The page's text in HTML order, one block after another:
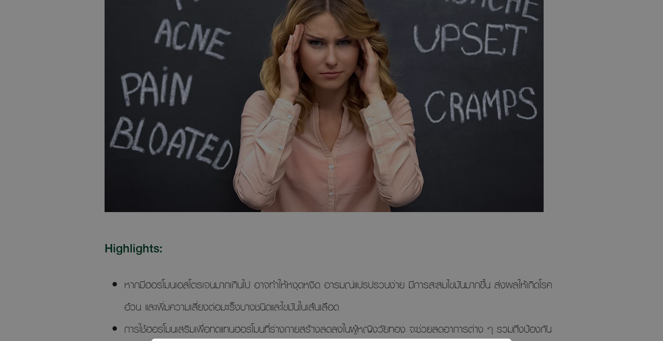
Highlights:
หากมีฮอร์โมนเอสโตรเจนมากเกินไป อาจทำให้หงุดหงิด อารมณ์แปรปรวนง่าย มีการสะสมไขมันมากขึ้น ส่งผลให้เกิดโรค
อ้วน และเพิ่มความเสี่ยงต่อมะเร็งบางชนิดและไขมันในเส้นเลือด
การใช้ฮอร์โมนเสริมเพื่อทดแทนฮอร์โมนที่ร่างกายสร้างลดลงในผู้หญิงวัยทอง จะช่วยลดอาการต่าง ๆ รวมถึงป้องกัน